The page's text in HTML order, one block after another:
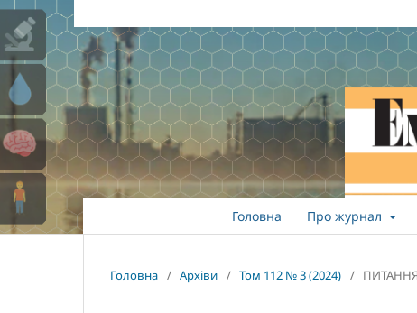
Головна Про журнал
Головна / Архіви / Том 112 № 3 (2024) /